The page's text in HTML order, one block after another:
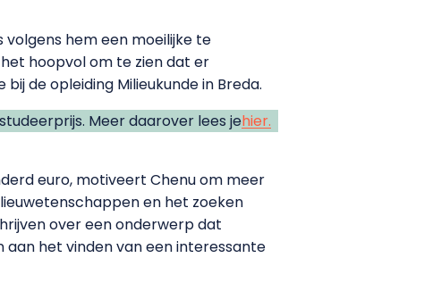
hem een moeilijke te
hoopvol om te zien dat er
de opleiding Milieukunde in Breda.
Meer daarover lees jehier.
euro, motiveert Chenu om meer
en het zoeken
over een onderwerp dat
aan het vinden van een interessante